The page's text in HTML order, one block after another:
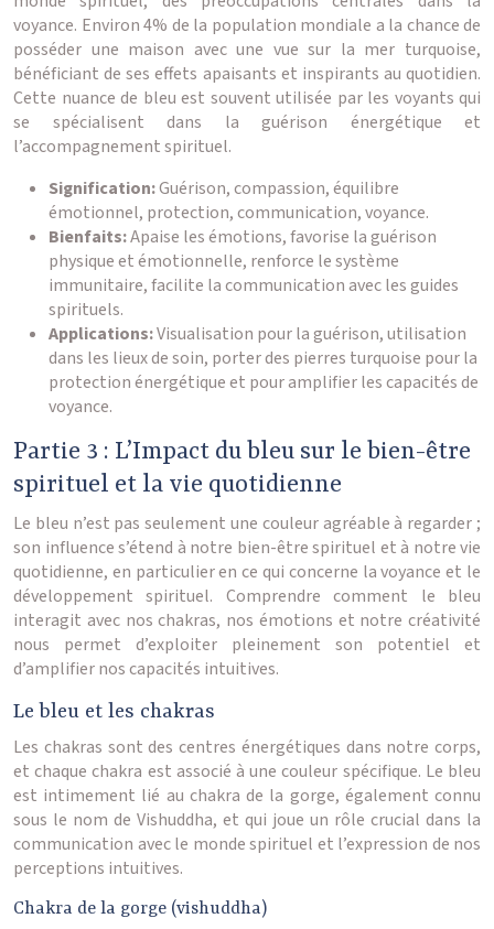
voyance. Environ 4% de la population mondiale a la chance de
posséder une maison avec une vue sur la mer turquoise,
bénéficiant de ses effets apaisants et inspirants au quotidien.
Cette nuance de bleu est souvent utilisée par les voyants qui
se spécialisent dans la guérison énergétique et
l’accompagnement spirituel.
Signification:Guérison, compassion, équilibre
émotionnel, protection, communication, voyance.
Bienfaits:Apaise les émotions, favorise la guérison
physique et émotionnelle, renforce le système
immunitaire, facilite la communication avec les guides
spirituels.
Applications:Visualisation pour la guérison, utilisation
dans les lieux de soin, porter des pierres turquoise pour la
protection énergétique et pour amplifier les capacités de
voyance.
Partie 3 : L’Impact du bleu sur le bien-être
spirituel et la vie quotidienne
Le bleu n’est pas seulement une couleur agréable à regarder ;
son influence s’étend à notre bien-être spirituel et à notre vie
quotidienne, en particulier en ce qui concerne la voyance et le
développement spirituel. Comprendre comment le bleu
interagit avec nos chakras, nos émotions et notre créativité
nous permet d’exploiter pleinement son potentiel et
d’amplifier nos capacités intuitives.
Le bleu et les chakras
Les chakras sont des centres énergétiques dans notre corps,
et chaque chakra est associé à une couleur spécifique. Le bleu
est intimement lié au chakra de la gorge, également connu
sous le nom de Vishuddha, et qui joue un rôle crucial dans la
communication avec le monde spirituel et l’expression de nos
perceptions intuitives.
Chakra de la gorge (vishuddha)